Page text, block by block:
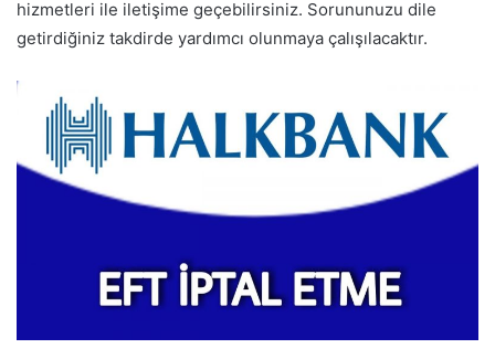
hizmetleri ile iletişime geçebilirsiniz. Sorununuzu dile
getirdiğiniz takdirde yardımcı olunmaya çalışılacaktır.